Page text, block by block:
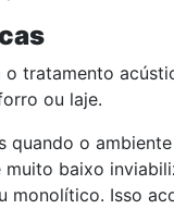
o tratamento
ou laje.
quando o
baixo
monolítico. Isso